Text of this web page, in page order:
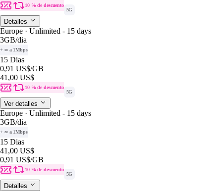
10 % de descuento
5G
Detalles
Europe · Unlimited - 15 days
3GB/dia
+ ∞ a 1Mbps
15 Dias
0,91 US$/GB
41,00 US$
10 % de descuento
5G
Ver detalles
Europe · Unlimited - 15 days
3GB/dia
+ ∞ a 1Mbps
15 Dias
41,00 US$
0,91 US$/GB
10 % de descuento
5G
Detalles